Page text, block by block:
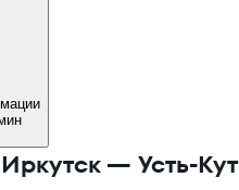
— Усть-Кут